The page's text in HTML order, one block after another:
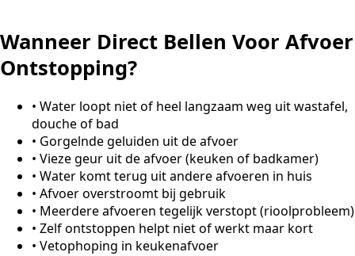
Wanneer Direct Bellen Voor Afvoer
Ontstopping?
• Water loopt niet of heel langzaam weg uit wastafel,
douche of bad
• Gorgelnde geluiden uit de afvoer
• Vieze geur uit de afvoer (keuken of badkamer)
• Water komt terug uit andere afvoeren in huis
• Afvoer overstroomt bij gebruik
• Meerdere afvoeren tegelijk verstopt (rioolprobleem)
• Zelf ontstoppen helpt niet of werkt maar kort
• Vetophoping in keukenafvoer